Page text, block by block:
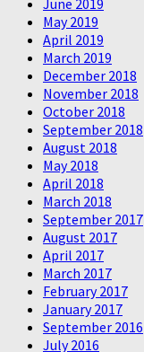
May 2019
April 2019
March 2019
December 2018
November 2018
October 2018
September 2018
August 2018
May 2018
April 2018
March 2018
September 2017
August 2017
April 2017
March 2017
February 2017
January 2017
September 2016
July 2016